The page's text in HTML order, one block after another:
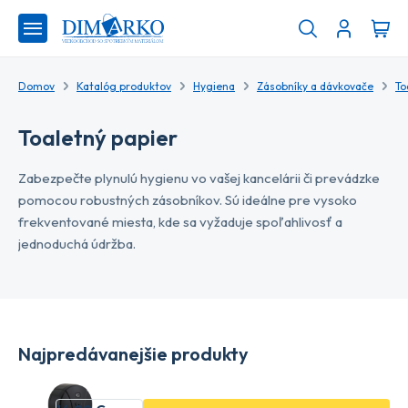
Domov Katalóg produktov Hygiena Zásobníky a dávkovače
Toaletný papier
Zabezpečte plynulú hygienu vo vašej kancelárii či prevádzke
pomocou robustných zásobníkov. Sú ideálne pre vysoko
frekventované miesta, kde sa vyžaduje spoľahlivosť a
jednoduchá údržba.
Najpredávanejšie produkty